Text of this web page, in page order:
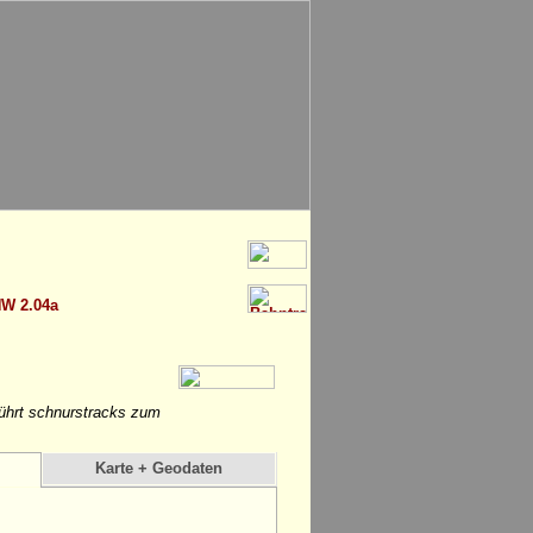
2.04a
schnurstracks zum
Karte + Geodaten